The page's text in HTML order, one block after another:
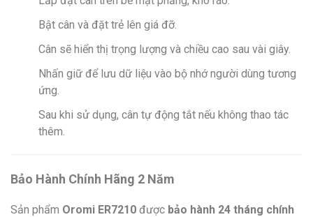
Bật cân và đặt trẻ lên giá đỡ.
Cân sẽ hiển thị trọng lượng và chiều cao sau vài giây.
Nhấn giữ để lưu dữ liệu vào bộ nhớ người dùng tương
ứng.
Sau khi sử dụng, cân tự động tắt nếu không thao tác
thêm.
Bảo Hành Chính Hãng 2 Năm
Sản phẩm Oromi ER7210 được bảo hành 24 tháng chính